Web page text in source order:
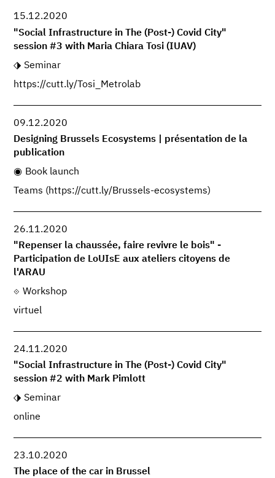
15.12.2020
"Social Infrastructure in The (Post-) Covid City"
session #3 with Maria Chiara Tosi (IUAV)
Seminar
https://cutt.ly/Tosi_Metrolab
09.12.2020
Designing Brussels Ecosystems | présentation de la
publication
Book launch
Teams (https://cutt.ly/Brussels-ecosystems)
26.11.2020
"Repenser la chaussée, faire revivre le bois" -
Participation de LoUIsE aux ateliers citoyens de
l'ARAU
Workshop
virtuel
24.11.2020
"Social Infrastructure in The (Post-) Covid City"
session #2 with Mark Pimlott
Seminar
online
23.10.2020
The place of the car in Brussel